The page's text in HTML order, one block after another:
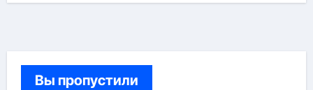
Вы пропустили